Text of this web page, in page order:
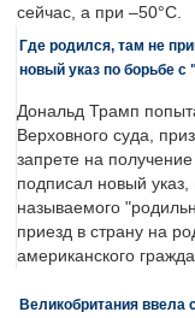
сейчас, а при –50°C.
Где родился, там не
новый указ по борьбе
Дональд Трамп
Верховного суда,
запрете на
подписал новый
называемого
приезд в страну на
американского
Великобритания ввела